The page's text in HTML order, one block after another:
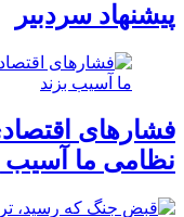
پیشنهاد سردبیر
فشارهای
نظامی ما آسیب